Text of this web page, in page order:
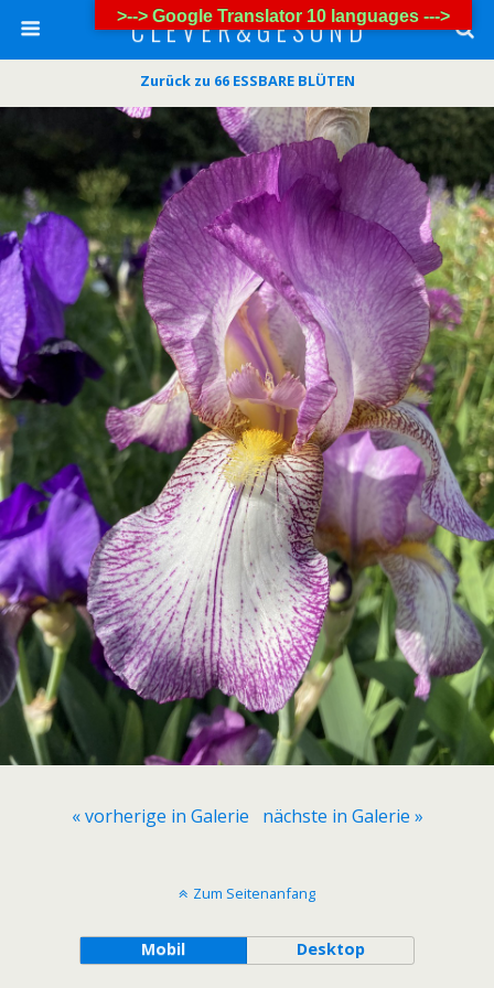
C L E V E R & G E S U N D
Zurück zu 66 ESSBARE BLÜTEN
« vorherige in Galerie nächste in Galerie »
Zum Seitenanfang
Mobil Desktop
>--> Google Translator 10 languages --->